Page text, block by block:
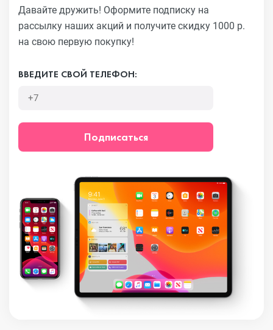
Давайте дружить! Оформите подписку на
рассылку наших акций и получите скидку 1000 р.
на свою первую покупку!
ВВЕДИТЕ СВОЙ ТЕЛЕФОН:
Подписаться